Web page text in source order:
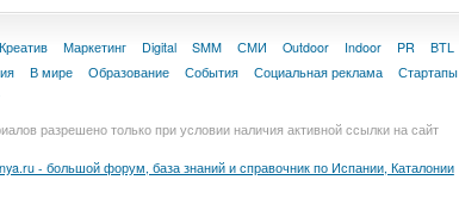
Креатив Маркетинг Digital SMM СМИ Outdoor Indoor PR BTL
В мире Образование События Социальная реклама Стартапы
разрешено только при условии наличия активной ссылки на сайт
- большой форум, база знаний и справочник по Испании, Каталонии